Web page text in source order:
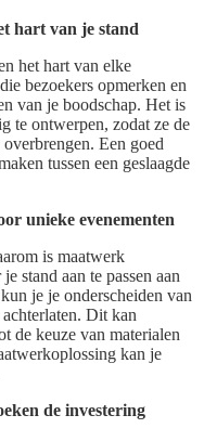
hart van je stand
het hart van elke
bezoekers opmerken en
van je boodschap. Het is
te ontwerpen, zodat ze de
Een goed
tussen een geslaagde
unieke evenementen
is maatwerk
stand aan te passen aan
je je onderscheiden van
Dit kan
de keuze van materialen
kan je
de investering